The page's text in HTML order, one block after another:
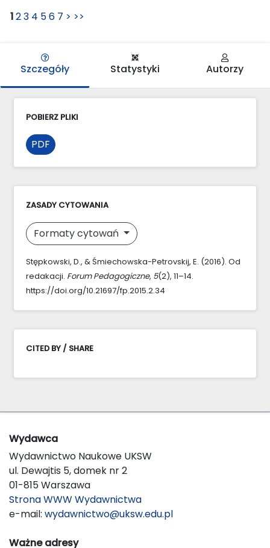
123 4 56 7 > >>
Szczegóły Statystyki Autorzy
POBIERZ PLIKI
PDF
ZASADY CYTOWANIA
Formaty cytowań
Stępkowski, D., & Śmiechowska-Petrovskij, E. (2016). Od
redakacji. Forum Pedagogiczne, 5(2), 11–14.
https://doi.org/10.21697/fp.2015.2.34
CITED BY / SHARE
Wydawca
Wydawnictwo Naukowe UKSW
ul. Dewajtis 5, domek nr 2
01-815 Warszawa
Strona WWW Wydawnictwa
e-mail: wydawnictwo@uksw.edu.pl
Ważne adresy